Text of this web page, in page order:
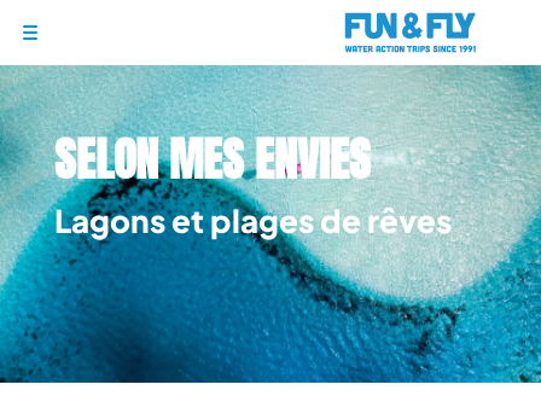
BONS PLANS
DESTINATIONS
OÙ ET QUAND PARTIR ?
INSPIRATIONS
COACHINGS & CAMPS
À PROPOS
SELON MES ENVIES
Lagons et plages de rêves